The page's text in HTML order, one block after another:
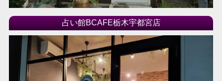
占い館BCAFE栃木宇都宮店